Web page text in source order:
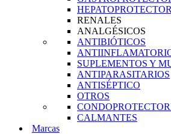
RENALES
ANALGÉSICOS
ANTIBIÓTICOS
SUPLEMENTOS Y
ANTIPARASITARIOS
ANTISÉPTICO
OTROS
CALMANTES
Marcas